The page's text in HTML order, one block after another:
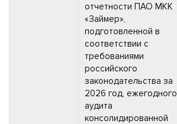
отчетности ПАО МКК
«Займер»,
подготовленной в
соответствии с
требованиями
российского
законодательства за
2026 год, ежегодного
аудита
консолидированной